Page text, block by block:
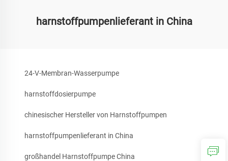
harnstoffpumpenlieferant in China
24-V-Membran-Wasserpumpe
harnstoffdosierpumpe
chinesischer Hersteller von Harnstoffpumpen
harnstoffpumpenlieferant in China
großhandel Harnstoffpumpe China